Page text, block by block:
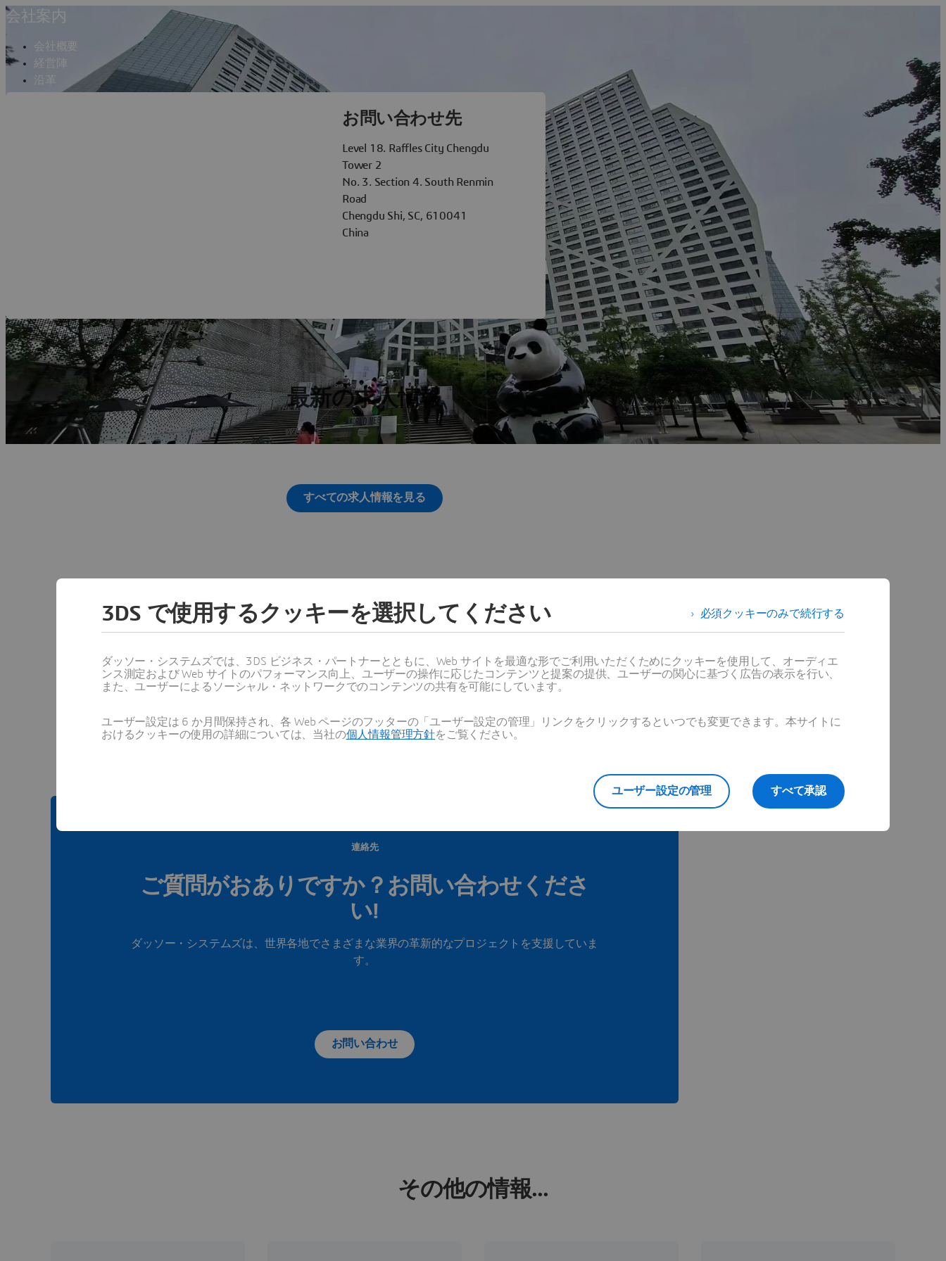
会社案内
会社概要
経営陣
沿革
Dassault Systèmes Chengdu
お問い合わせ先
Level 18. Raffles City Chengdu
Tower 2
No. 3. Section 4. South Renmin
Road
Chengdu Shi, SC, 610041
China
最新の求人情報
すべての求人情報を見る
その他の拠点
この国のすべての拠点を見る
連絡先
ご質問がおありですか？お問い合わせくださ
い!
ダッソー・システムズは、世界各地でさまざまな業界の革新的なプロジェクトを支援していま
す。
お問い合わせ
その他の情報...
必須クッキーのみで続行する
3DS で使用するクッキーを選択してください
ダッソー・システムズでは、3DS ビジネス・パートナーとともに、Web サイトを最適な形でご利用いただくためにクッキーを使用して、オーディエ
ンス測定および Web サイトのパフォーマンス向上、ユーザーの操作に応じたコンテンツと提案の提供、ユーザーの関心に基づく広告の表示を行い、
また、ユーザーによるソーシャル・ネットワークでのコンテンツの共有を可能にしています。
ユーザー設定は 6 か月間保持され、各 Web ページのフッターの「ユーザー設定の管理」リンクをクリックするといつでも変更できます。本サイトに
おけるクッキーの使用の詳細については、当社の個人情報管理方針をご覧ください。
すべて承認
ユーザー設定の管理